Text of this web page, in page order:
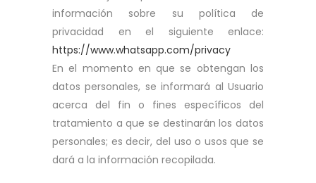
información sobre su política de
privacidad en el siguiente enlace:
https://www.whatsapp.com/privacy
En el momento en que se obtengan los
datos personales, se informará al Usuario
acerca del fin o fines específicos del
tratamiento a que se destinarán los datos
personales; es decir, del uso o usos que se
dará a la información recopilada.